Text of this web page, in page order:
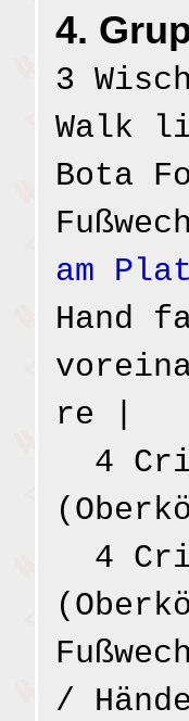
4.
3
Walk
Bota
am
Hand
re |
4
4
/